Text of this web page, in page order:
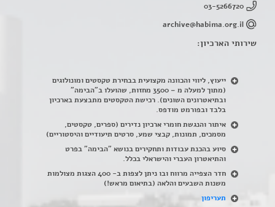
03-5266720
archive@habima.org.il
שירותי הארכיון:
ייעוץ, ליווי והכוונה מקצועית בבחירת טקסטים ומונולוגים
(מתוך למעלה מ – 3500 מחזות, שהועלו ב"הבימה"
ובתיאטרונים השונים). רכישת הטקסטים מתבצעת בארכיון
בלבד ובפורמט מודפס.
איתור והנגשת חומרי ארכיון נדירים (ספרים, טקסטים,
מסמכים, תמונות, קבצי שמע, סרטים תיעודיים והיסטוריים)
סיוע בהכנת עבודות ותחקירים בנושא "הבימה" בפרט
והתיאטרון העברי והישראלי בכלל.
חדר הצפייה מרווח ובו ניתן לצפות ב- 400 הצגות מצולמות
משנות השבעים והלאה (בתיאום מראש!)
תעריפון